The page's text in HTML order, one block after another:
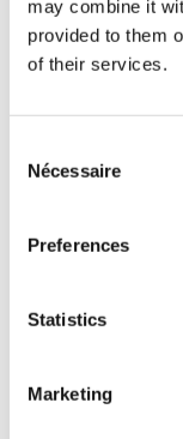
may combine it
provided to them
of their services.
Selection
Nécessaire
Preferences
Statistics
Marketing
£479.95
VOIR LE PRODUIT